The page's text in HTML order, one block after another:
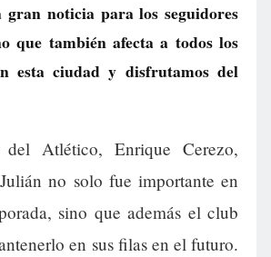
gran noticia para los seguidores
que también afecta a todos los
esta ciudad y disfrutamos del
del Atlético, Enrique Cerezo,
no solo fue importante en
sino que además el club
en sus filas en el futuro.